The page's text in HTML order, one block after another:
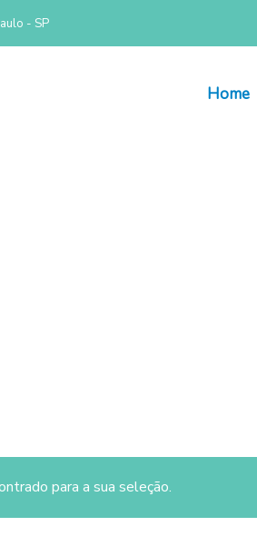
- SP
Home
para a sua seleção.